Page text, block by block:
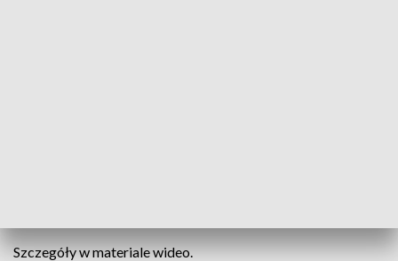
Szczegóły w materiale wideo.